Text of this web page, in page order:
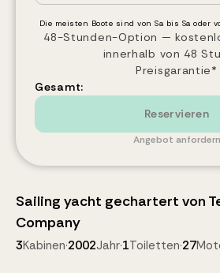
Die meisten Boote sind von Sa bis Sa oder
48-Stunden-Option —
innerhalb von 48
Preisgarantie*
Gesamt:
Reservieren
Angebot anfordern
Sailing yacht gechartert von
Company
3Kabinen·2002Jahr·1Toiletten·27